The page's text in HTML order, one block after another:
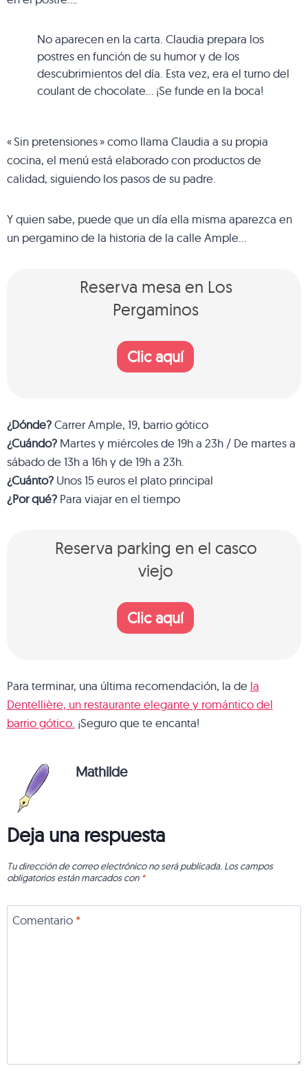
No aparecen en la carta. Claudia prepara los
postres en función de su humor y de los
descubrimientos del día. Esta vez, era el turno del
coulant de chocolate… ¡Se funde en la boca!
« Sin pretensiones » como llama Claudia a su propia
cocina, el menú está elaborado con productos de
calidad, siguiendo los pasos de su padre.
Y quien sabe, puede que un día ella misma aparezca en
un pergamino de la historia de la calle Ample…
Reserva mesa en Los
Pergaminos
Clic aquí
¿Dónde?Carrer Ample, 19, barrio gótico
¿Cuándo? Martes y miércoles de 19h a 23h / De martes a
sábado de 13h a 16h y de 19h a 23h.
¿Cuánto?Unos 15 euros el plato principal
¿Por qué?Para viajar en el tiempo
Reserva parking en el casco
viejo
Clic aquí
Para terminar, una última recomendación, la de la
Dentellière, un restaurante elegante y romántico del
barrio gótico. ¡Seguro que te encanta!
Mathilde
Deja una respuesta
Tu dirección de correo electrónico no será publicada. Los campos
obligatorios están marcados con *
Comentario *